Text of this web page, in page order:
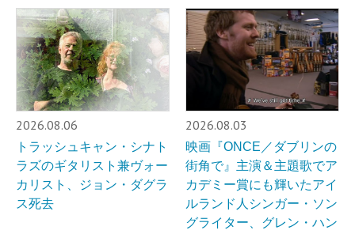
2026.08.06
トラッシュキャン・シナト
ラズのギタリスト兼ヴォー
カリスト、ジョン・ダグラ
ス死去
2026.08.03
映画『ONCE／ダブリンの
街角で』主演＆主題歌でア
カデミー賞にも輝いたアイ
ルランド人シンガー・ソン
グライター、グレン・ハン